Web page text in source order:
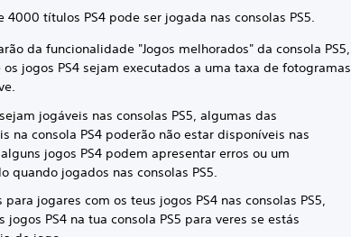
títulos PS4 pode ser jogada nas consolas PS5.
da funcionalidade "Jogos melhorados" da consola PS5,
jogos PS4 sejam executados a uma taxa de fotogramas
jogáveis nas consolas PS5, algumas das
na consola PS4 poderão não estar disponíveis nas
jogos PS4 podem apresentar erros ou um
quando jogados nas consolas PS5.
jogares com os teus jogos PS4 nas consolas PS5,
PS4 na tua consola PS5 para veres se estás